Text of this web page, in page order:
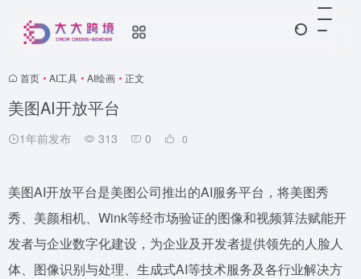
首页 • AI工具 • AI绘画 • 正文
美图AI开放平台
1年前发布 313 0 0
美图AI开放平台是美图公司推出的AI服务平台，将美图秀
秀、美颜相机、Wink等经市场验证的图像和视频算法赋能开
发者与企业数字化建设，为企业及开发者提供领先的人脸人
体、图像识别与处理、生成式AI等技术服务及各行业解决方